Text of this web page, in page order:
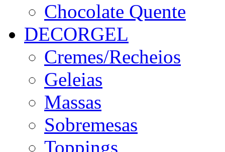
Chocolate Quente
DECORGEL
Cremes/Recheios
Geleias
Massas
Sobremesas
Toppings